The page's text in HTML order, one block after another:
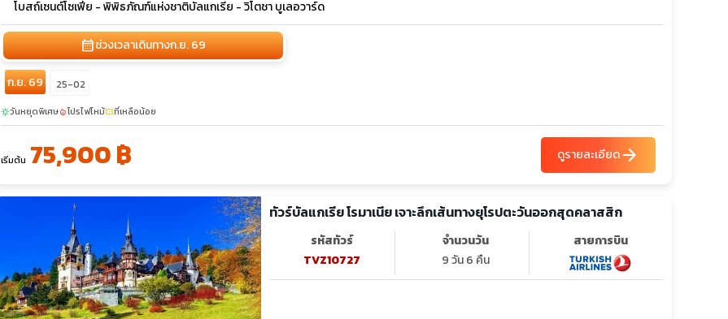
โบสถ์เซนต์โซเฟีย - พิพิธภัณฑ์แห่งชาติบัลแกเรีย - วิโตชา บูเลอวาร์ด
calendar_monthช่วงเวลาเดินทางก.ย. 69
ก.ย. 69 25-02
sunnyวันหยุดพิเศษlocal_fire_departmentโปรไฟไหม้confirmation_numberที่เหลือน้อย
เริ่มต้น 75,900 ฿ ดูรายละเอียดarrow_forward
ทัวร์บัลแกเรีย โรมาเนีย เจาะลึกเส้นทางยุโรปตะวันออกสุดคลาสสิก
รหัสทัวร์
TVZ10727
จำนวนวัน
9 วัน 6 คืน
สายการบิน